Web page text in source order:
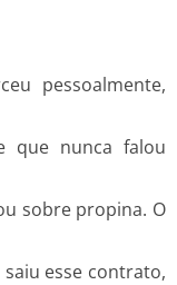
pessoalmente,
que nunca falou
sobre propina. O
esse contrato,